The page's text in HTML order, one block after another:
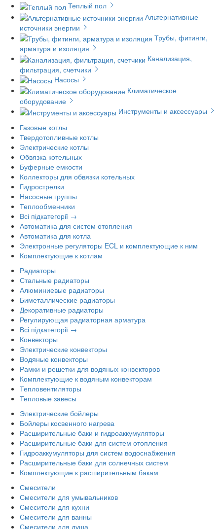
Теплый пол
Альтернативные
источники энергии
Трубы, фитинги,
арматура и изоляция
Канализация,
фильтрация, счетчики
Насосы
Климатическое
оборудование
Инструменты и аксессуары
Газовые котлы
Твердотопливные котлы
Электрические котлы
Обвязка котельных
Буферные емкости
Коллекторы для обвязки котельных
Гидрострелки
Насосные группы
Теплообменники
Всі підкатегорії →
Автоматика для систем отопления
Автоматика для котла
Электронные регуляторы ECL и комплектующие к ним
Комплектующие к котлам
Радиаторы
Стальные радиаторы
Алюминиевые радиаторы
Биметаллические радиаторы
Декоративные радиаторы
Регулирующая радиаторная арматура
Всі підкатегорії →
Конвекторы
Электрические конвекторы
Водяные конвекторы
Рамки и решетки для водяных конвекторов
Комплектующие к водяным конвекторам
Тепловентиляторы
Тепловые завесы
Электрические бойлеры
Бойлеры косвенного нагрева
Расширительные баки и гидроаккумуляторы
Расширительные баки для систем отопления
Гидроаккумуляторы для систем водоснабжения
Расширительные баки для солнечных систем
Комплектующие к расширительным бакам
Смесители
Смесители для умывальников
Смесители для кухни
Смесители для ванны
Смесители для душа